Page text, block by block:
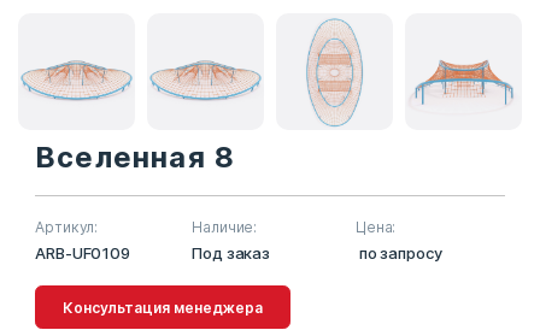
Вселенная 8
Артикул:
ARB-UF0109
Наличие:
Под заказ
Цена:
по запросу
Консультация менеджера